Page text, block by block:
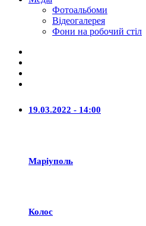
Фотоальбоми
Відеогалерея
Фони на робочий стіл
19.03.2022 - 14:00
Маріуполь
Колос